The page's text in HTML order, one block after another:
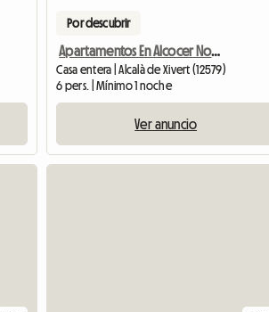
Por descubrir
Apartamentos En Alcocer Nochevieja
Casa entera | Alcalà de Xivert (12579)
6 pers. | Mínimo 1 noche
Ver anuncio